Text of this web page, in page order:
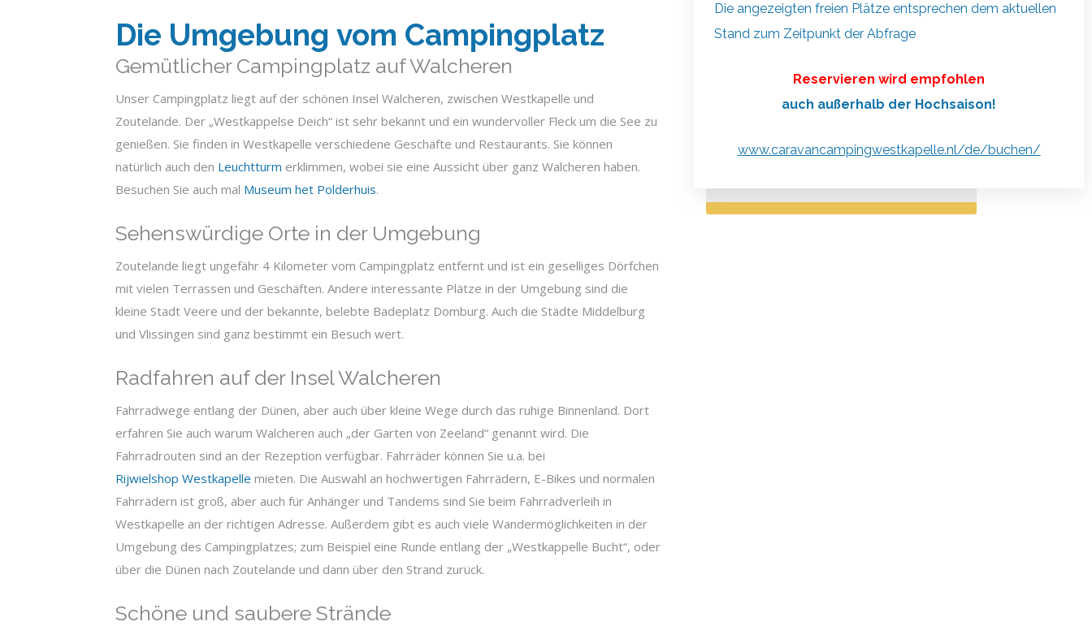
Die angezeigten freien Plätze entsprechen dem aktuellen
Stand zum Zeitpunkt der Abfrage
Reservieren wird empfohlen
auch außerhalb der Hochsaison!
www.caravancampingwestkapelle.nl/de/buchen/
Die Umgebung vom Campingplatz
Gemütlicher Campingplatz auf Walcheren
Unser Campingplatz liegt auf der schönen Insel Walcheren, zwischen Westkapelle und
Zoutelande. Der „Westkappelse Deich“ ist sehr bekannt und ein wundervoller Fleck um die See zu
genießen. Sie finden in Westkapelle verschiedene Geschäfte und Restaurants. Sie können
natürlich auch den Leuchtturm erklimmen, wobei sie eine Aussicht über ganz Walcheren haben.
Besuchen Sie auch mal Museum het Polderhuis.
Sehenswürdige Orte in der Umgebung
Zoutelande liegt ungefähr 4 Kilometer vom Campingplatz entfernt und ist ein geselliges Dörfchen
mit vielen Terrassen und Geschäften. Andere interessante Plätze in der Umgebung sind die
kleine Stadt Veere und der bekannte, belebte Badeplatz Domburg. Auch die Städte Middelburg
und Vlissingen sind ganz bestimmt ein Besuch wert.
Radfahren auf der Insel Walcheren
Fahrradwege entlang der Dünen, aber auch über kleine Wege durch das ruhige Binnenland. Dort
erfahren Sie auch warum Walcheren auch „der Garten von Zeeland“ genannt wird. Die
Fahrradrouten sind an der Rezeption verfügbar. Fahrräder können Sie u.a. bei
Rijwielshop Westkapelle mieten. Die Auswahl an hochwertigen Fahrrädern, E-Bikes und normalen
Fahrrädern ist groß, aber auch für Anhänger und Tandems sind Sie beim Fahrradverleih in
Westkapelle an der richtigen Adresse. Außerdem gibt es auch viele Wandermöglichkeiten in der
Umgebung des Campingplatzes; zum Beispiel eine Runde entlang der „Westkappelle Bucht“, oder
über die Dünen nach Zoutelande und dann über den Strand zurück.
Schöne und saubere Strände
Kontakt
Caravancamping “Westkapelle”
Joossesweg 7